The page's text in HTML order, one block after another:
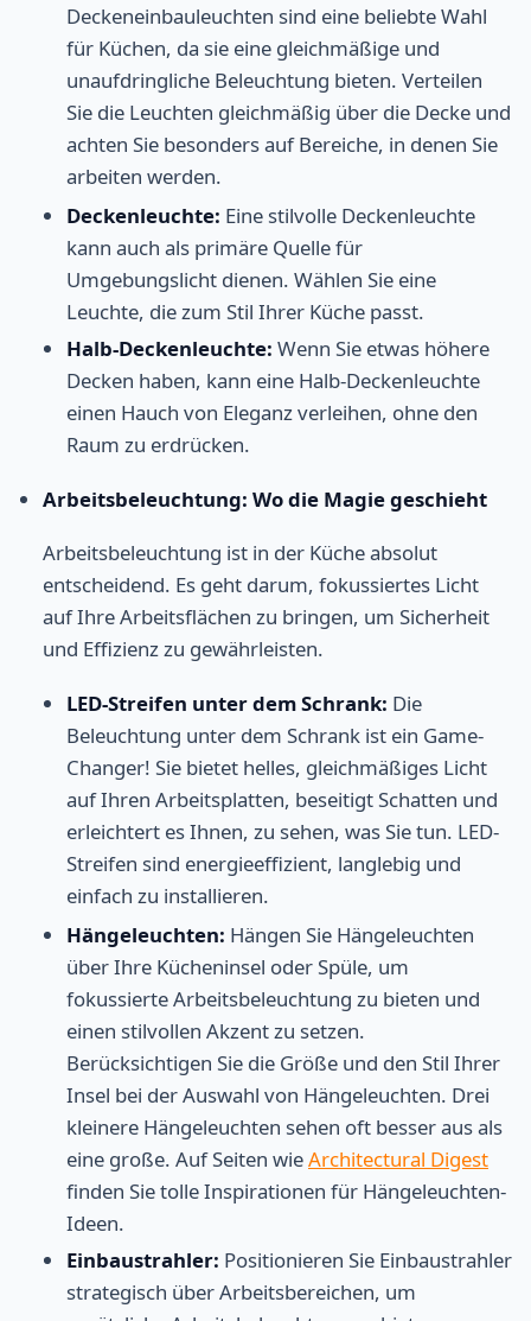
Deckeneinbauleuchten sind eine beliebte Wahl
für Küchen, da sie eine gleichmäßige und
unaufdringliche Beleuchtung bieten. Verteilen
Sie die Leuchten gleichmäßig über die Decke und
achten Sie besonders auf Bereiche, in denen Sie
arbeiten werden.
Deckenleuchte: Eine stilvolle Deckenleuchte
kann auch als primäre Quelle für
Umgebungslicht dienen. Wählen Sie eine
Leuchte, die zum Stil Ihrer Küche passt.
Halb-Deckenleuchte: Wenn Sie etwas höhere
Decken haben, kann eine Halb-Deckenleuchte
einen Hauch von Eleganz verleihen, ohne den
Raum zu erdrücken.
Arbeitsbeleuchtung: Wo die Magie geschieht
Arbeitsbeleuchtung ist in der Küche absolut
entscheidend. Es geht darum, fokussiertes Licht
auf Ihre Arbeitsflächen zu bringen, um Sicherheit
und Effizienz zu gewährleisten.
LED-Streifen unter dem Schrank: Die
Beleuchtung unter dem Schrank ist ein Game-
Changer! Sie bietet helles, gleichmäßiges Licht
auf Ihren Arbeitsplatten, beseitigt Schatten und
erleichtert es Ihnen, zu sehen, was Sie tun. LED-
Streifen sind energieeffizient, langlebig und
einfach zu installieren.
Hängeleuchten: Hängen Sie Hängeleuchten
über Ihre Kücheninsel oder Spüle, um
fokussierte Arbeitsbeleuchtung zu bieten und
einen stilvollen Akzent zu setzen.
Berücksichtigen Sie die Größe und den Stil Ihrer
Insel bei der Auswahl von Hängeleuchten. Drei
kleinere Hängeleuchten sehen oft besser aus als
eine große. Auf Seiten wieArchitectural Digest
finden Sie tolle Inspirationen für Hängeleuchten-
Ideen.
Einbaustrahler: Positionieren Sie Einbaustrahler
strategisch über Arbeitsbereichen, um